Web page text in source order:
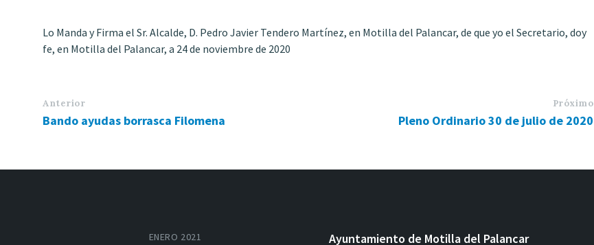
Lo Manda y Firma el Sr. Alcalde, D. Pedro Javier Tendero Martínez, en Motilla del Palancar, de que yo el Secretario, doy
fe, en Motilla del Palancar, a 24 de noviembre de 2020
Anterior
Bando ayudas borrasca Filomena
Próximo
Pleno Ordinario 30 de julio de 2020
ENERO 2021
Ayuntamiento de Motilla del Palancar